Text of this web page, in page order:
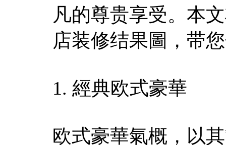
凡的尊贵享受。本
店装修结果圖，带
1. 經典欧式豪華
欧式豪華氣概，以